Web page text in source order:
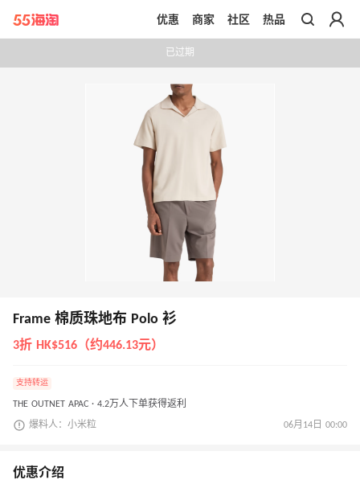
带你去官网买正品
优惠 商家 社区 热品
已过期
Frame 棉质珠地布 Polo 衫
3折 HK$516（约446.13元）
支持转运
THE OUTNET APAC · 4.2万人下单获得返利
爆料人：小米粒 06月14日 00:00
优惠介绍